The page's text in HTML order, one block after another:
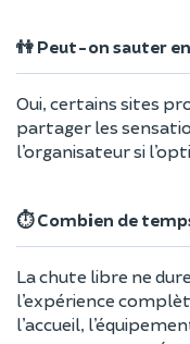
👫 Peut-on sauter
Oui, certains sites
partager les
l’organisateur si
⏱️ Combien de
La chute libre ne
l’expérience
l’accueil,